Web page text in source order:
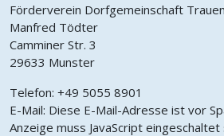
Förderverein Dorfgemeinschaft Trauen
Manfred Tödter
Camminer Str. 3
29633 Munster
Telefon: +49 5055 8901
E-Mail: Diese E-Mail-Adresse ist vor
Anzeige muss JavaScript eingeschaltet